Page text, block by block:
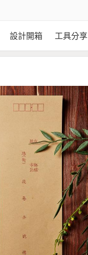
設計開箱 工具分享